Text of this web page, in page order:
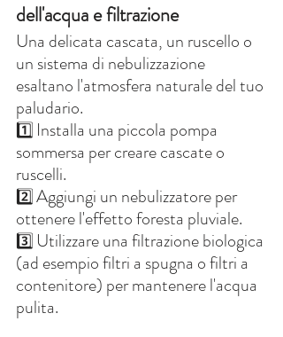
dell'acqua e filtrazione
Una delicata cascata, un ruscello o
un sistema di nebulizzazione
esaltano l'atmosfera naturale del tuo
paludario.
1️⃣ Installa una piccola pompa
sommersa per creare cascate o
ruscelli.
2️⃣Aggiungi un nebulizzatore per
ottenere l'effetto foresta pluviale.
3️⃣ Utilizzare una filtrazione biologica
(ad esempio filtri a spugna o filtri a
contenitore) per mantenere l'acqua
pulita.